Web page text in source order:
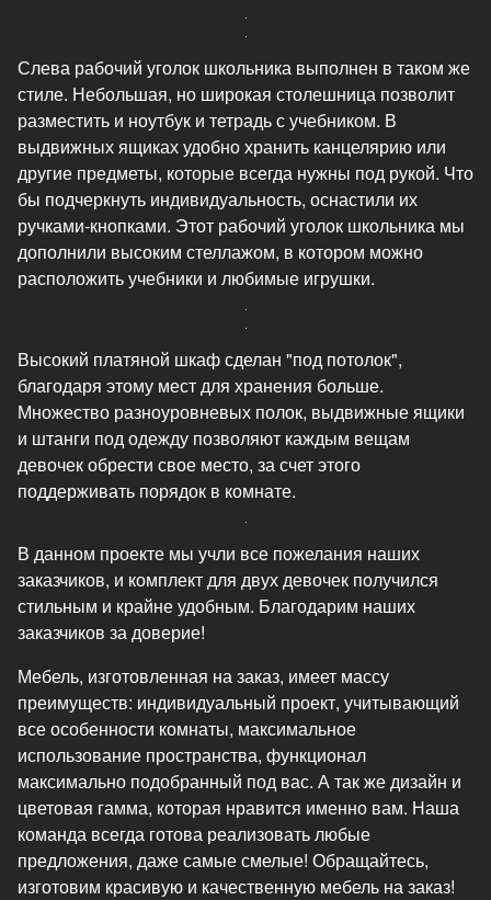
Слева рабочий уголок школьника выполнен в таком же
стиле. Небольшая, но широкая столешница позволит
разместить и ноутбук и тетрадь с учебником. В
выдвижных ящиках удобно хранить канцелярию или
другие предметы, которые всегда нужны под рукой. Что
бы подчеркнуть индивидуальность, оснастили их
ручками-кнопками. Этот рабочий уголок школьника мы
дополнили высоким стеллажом, в котором можно
расположить учебники и любимые игрушки.
Высокий платяной шкаф сделан "под потолок",
благодаря этому мест для хранения больше.
Множество разноуровневых полок, выдвижные ящики
и штанги под одежду позволяют каждым вещам
девочек обрести свое место, за счет этого
поддерживать порядок в комнате.
В данном проекте мы учли все пожелания наших
заказчиков, и комплект для двух девочек получился
стильным и крайне удобным. Благодарим наших
заказчиков за доверие!
Мебель, изготовленная на заказ, имеет массу
преимуществ: индивидуальный проект, учитывающий
все особенности комнаты, максимальное
использование пространства, функционал
максимально подобранный под вас. А так же дизайн и
цветовая гамма, которая нравится именно вам. Наша
команда всегда готова реализовать любые
предложения, даже самые смелые! Обращайтесь,
изготовим красивую и качественную мебель на заказ!